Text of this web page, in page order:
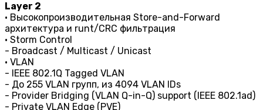
Layer 2
• Высокопроизводительная Store-and-Forward
архитектура и runt/CRC фильтрация
• Storm Control
- Broadcast / Multicast / Unicast
• VLAN
- IEEE 802.1Q Tagged VLAN
- До 255 VLAN групп, из 4094 VLAN IDs
- Provider Bridging (VLAN Q-in-Q) support (IEEE 802.1ad)
- Private VLAN Edge (PVE)